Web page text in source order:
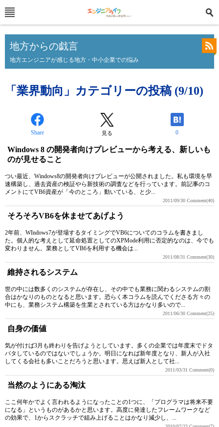
地方からの戯言
地方エンジニアが感じる地方・中小企業での悩み
「業界動向」カテゴリーの投稿 (9/10)
Share 見る 0
Windows 8 の開発者向けプレビューから考える、新しいも
のが見せること
つい最近、Windows8の開発者向けプレビューが公開されました。私も環境を早
速構築し、過去資産の検証やら新技術の調査などを行っています。前記事のコ
メントにてVB6資産が「今のところ」動いている、と少...
2011/09/30 Comment(40)
そろそろVB6を休ませてあげよう
2年前、WIndows7が登場するタイミングでVB6についてのコラムを書きまし
た。個人的な考えとして延命処置としてのXPMode利用に否定的なのは、今でも
変わりません。業務としてVB6を利用する機会は...
2011/08/31 Comment(30)
維持されるシステム
世の中には数多くのシステムが存在し、その中でも業務に関わるシステムの割
合はかなりのものとなると思います。恐らく本コラムを読んでくださる方々の
中にも、業務システム構築を生業とされている方はかなり多いので...
2011/06/30 Comment(25)
自身の価値
気が付けば3月も終わりを告げようとしています。多くの企業では年度末でドタ
バタしているのではないでしょうか。明日になれば新年度となり、新人が入社
してくる会社も多いことだろうと思います。思えば新人として社...
2011/03/31 Comment(0)
当然のようにある淘汰
ここ何年かでよく言われるようになったことの1つに、「プログラマは将来不要
になる」というものがあるかと思います。高度に発達したフレームワークなど
の効果で、1からスクラッチで組み上げることはかなり減少し、...